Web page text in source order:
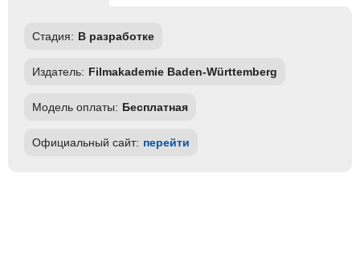
Стадия: В разработке
Издатель: Filmakademie Baden-Württemberg
Модель оплаты: Бесплатная
Официальный сайт: перейти